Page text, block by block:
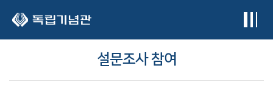
설문조사 참여